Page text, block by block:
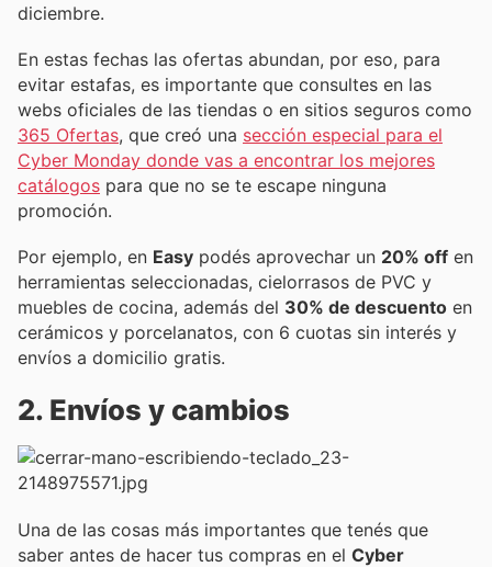
diciembre.
En estas fechas las ofertas abundan, por eso, para
evitar estafas, es importante que consultes en las
webs oficiales de las tiendas o en sitios seguros como
365 Ofertas, que creó una sección especial para el
Cyber Monday donde vas a encontrar los mejores
catálogos para que no se te escape ninguna
promoción.
Por ejemplo, en Easy podés aprovechar un 20% off en
herramientas seleccionadas, cielorrasos de PVC y
muebles de cocina, además del 30% de descuento en
cerámicos y porcelanatos, con 6 cuotas sin interés y
envíos a domicilio gratis.
2. Envíos y cambios
Una de las cosas más importantes que tenés que
saber antes de hacer tus compras en el Cyber